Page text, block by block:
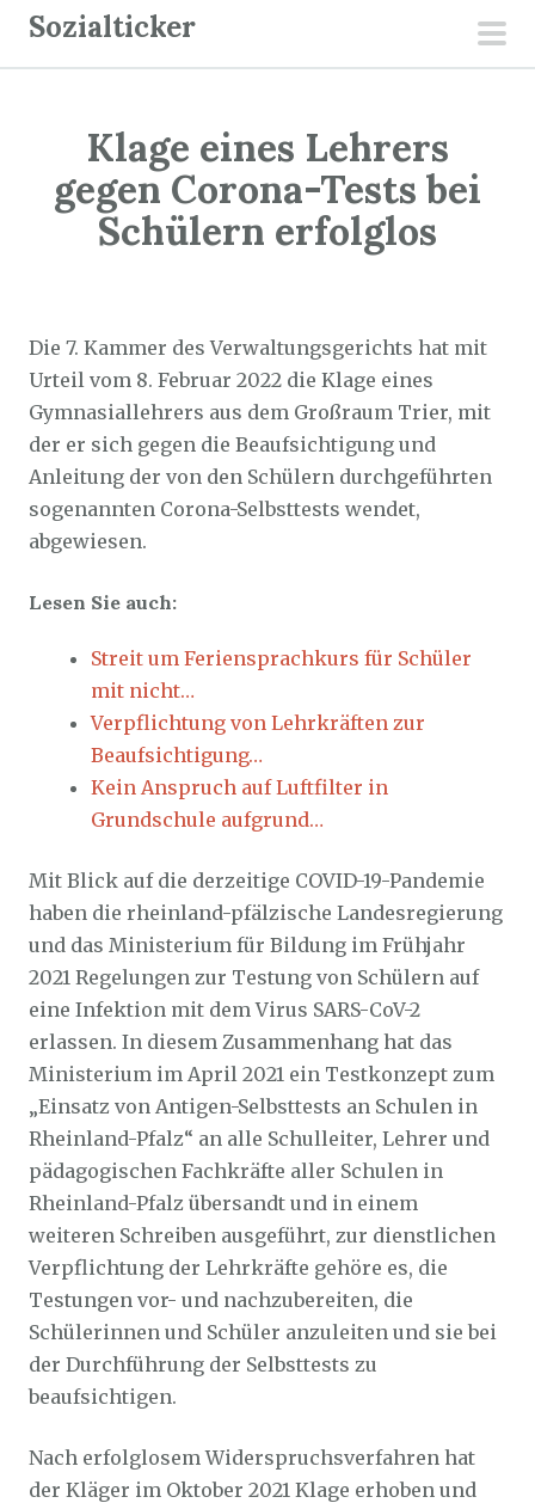
Sozialticker
Klage eines Lehrers
gegen Corona-Tests bei
Schülern erfolglos
Die 7. Kammer des Verwaltungsgerichts hat mit
Urteil vom 8. Februar 2022 die Klage eines
Gymnasiallehrers aus dem Großraum Trier, mit
der er sich gegen die Beaufsichtigung und
Anleitung der von den Schülern durchgeführten
sogenannten Corona-Selbsttests wendet,
abgewiesen.
Lesen Sie auch:
Streit um Feriensprachkurs für Schüler
mit nicht…
Verpflichtung von Lehrkräften zur
Beaufsichtigung…
Kein Anspruch auf Luftfilter in
Grundschule aufgrund…
Mit Blick auf die derzeitige COVID-19-Pandemie
haben die rheinland-pfälzische Landesregierung
und das Ministerium für Bildung im Frühjahr
2021 Regelungen zur Testung von Schülern auf
eine Infektion mit dem Virus SARS-CoV-2
erlassen. In diesem Zusammenhang hat das
Ministerium im April 2021 ein Testkonzept zum
„Einsatz von Antigen-Selbsttests an Schulen in
Rheinland-Pfalz“ an alle Schulleiter, Lehrer und
pädagogischen Fachkräfte aller Schulen in
Rheinland-Pfalz übersandt und in einem
weiteren Schreiben ausgeführt, zur dienstlichen
Verpflichtung der Lehrkräfte gehöre es, die
Testungen vor- und nachzubereiten, die
Schülerinnen und Schüler anzuleiten und sie bei
der Durchführung der Selbsttests zu
beaufsichtigen.
Nach erfolglosem Widerspruchsverfahren hat
der Kläger im Oktober 2021 Klage erhoben und